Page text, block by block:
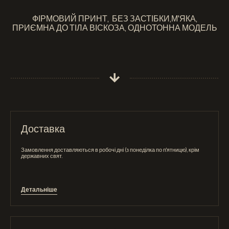
ФІРМОВИЙ ПРИНТ, БЕЗ ЗАСТІБКИ,М'ЯКА,
ПРИЄМНА ДО ТІЛА ВІСКОЗА, ОДНОТОННА МОДЕЛЬ
Доставка
Замовлення доставляються в робочі дні (з понеділка по п'ятницю), крім
державних свят.
Детальніше